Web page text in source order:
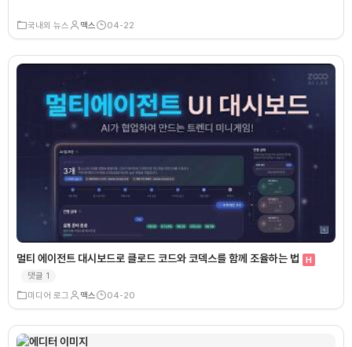
국내외 뉴스 맥스 04-22
멀티 에이전트 대시보드로 클로드 코드와 코덱스를 함께 조율하는 법 H
댓글 1
미디어 로그
맥스 04-20